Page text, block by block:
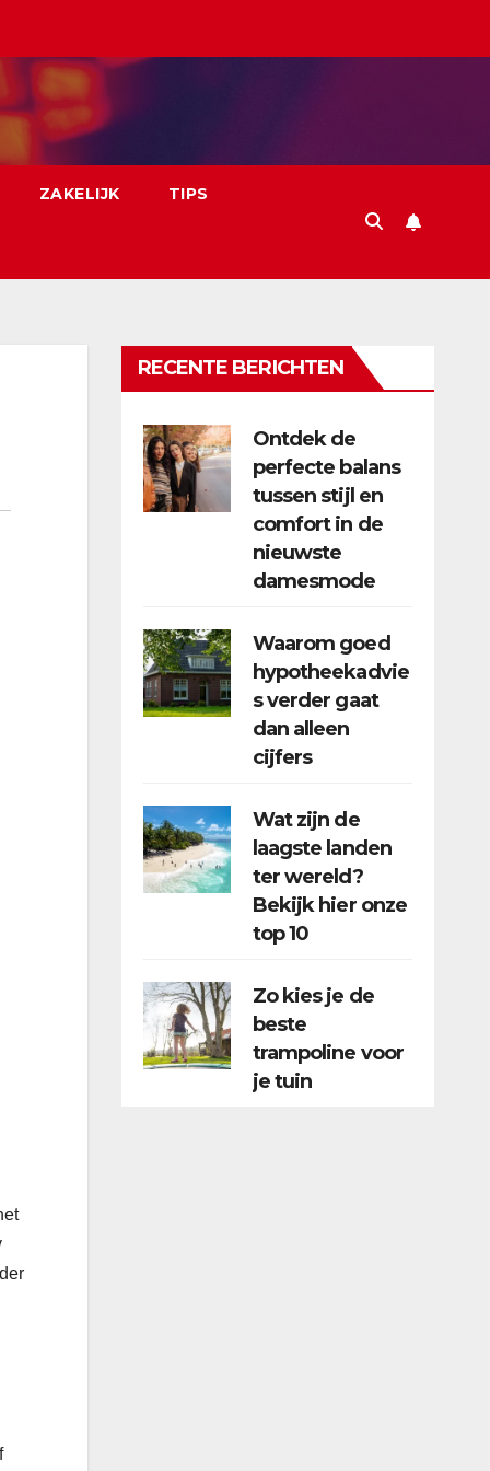
ZAKELIJK TIPS
RECENTE BERICHTEN
Ontdek de
perfecte balans
tussen stijl en
comfort in de
nieuwste
damesmode
Waarom goed
hypotheekadvie
s verder gaat
dan alleen
cijfers
Wat zijn de
laagste landen
ter wereld?
Bekijk hier onze
top 10
Zo kies je de
beste
trampoline voor
je tuin